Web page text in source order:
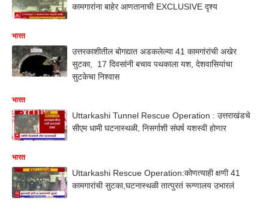
कामगारांना बाहेर आणतानाची EXCLUSIVE दृश्य
भारत
उत्तरकाशीतील बोगद्यात अडकलेल्या 41 कामगांरांची अखेर
सुटका, 17 दिवसांनी बचाव पथकाला यश, देशवासियांचा
सुटकेचा निश्वास
भारत
Uttarkashi Tunnel Rescue Operation : उत्तराखंडचे
सीएम धामी घटनास्थळी, निसर्गाशी संघर्ष यशस्वी होणार
भारत
Uttarkashi Rescue Operation:कोणत्याही क्षणी 41
कामगारांची सुटका,घटनास्थळी तात्पुरतं रूग्णालय उभारलं